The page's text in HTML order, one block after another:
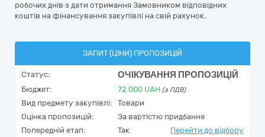
робочих днів з дати отримання Замовником відповідних
коштів на фінансування закупівлі на свій рахунок.
ЗАПИТ (ЦІНИ) ПРОПОЗИЦІЙ
Статус: ОЧІКУВАННЯ ПРОПОЗИЦІЙ
Бюджет: 72 000 UAH (з ПДВ)
Вид предмету закупівлі:
Товари
Оцінка пропозицій:
За вартістю придбання
Попередній етап:
Так Перейти до відбору